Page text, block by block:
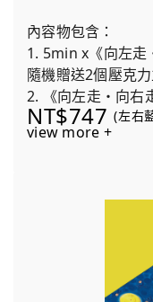
內容物包含：
1. 5min x《向左走
隨機贈送2個壓克
2. 《向左走・向右
NT$747 (左右
view more +